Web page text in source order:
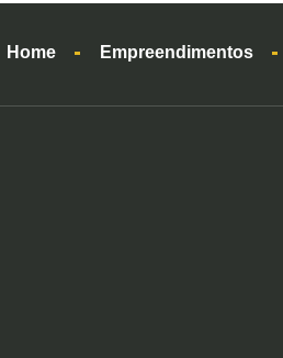
Home Empreendimentos